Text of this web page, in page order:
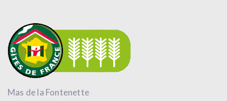
Mas de la Fontenette